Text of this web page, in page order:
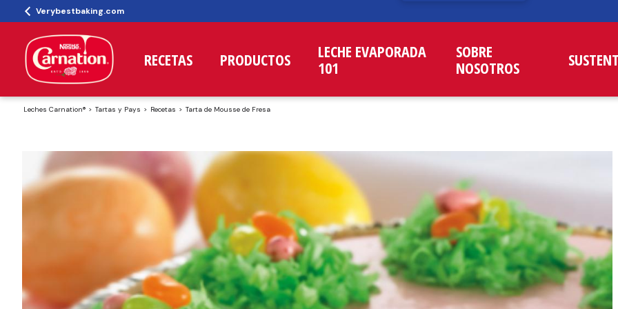
Verybestbaking.com
RECETAS PRODUCTOS
LECHE EVAPORADA
101
SOBRE
NOSOTROS
Leches Carnation® Tartas y Pays Recetas Tarta de Mousse de Fresa